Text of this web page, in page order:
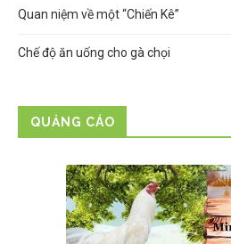
Quan niệm về một “Chiến Kê”
Chế độ ăn uống cho gà chọi
QUẢNG CÁO